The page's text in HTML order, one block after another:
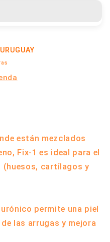
están mezclados
Fix-1 es ideal para el
(huesos, cartílagos y
permite una piel
las arrugas y mejora